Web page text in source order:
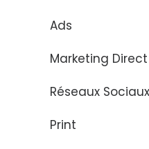
Ads
Marketing Direct
Réseaux Sociaux
Print
Import et